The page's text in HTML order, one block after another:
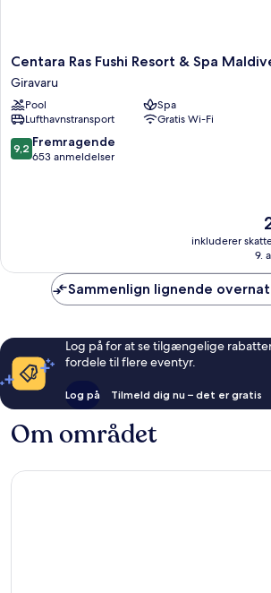
Centara
Ras
Fushi
Resort
&
Spa
Maldives
Centara Ras Fushi Resort & Spa
Giravaru
Pool
Spa
Lufthavnstransport
Gratis Wi-Fi
9.2
ud
9,2 Fremragende
653 anmeldelser
inkluderer
9.
Sammenlign lignende
Log på for at se tilgængelige
fordele til flere eventyr.
Log på Tilmeld dig nu – det er gratis
Om området